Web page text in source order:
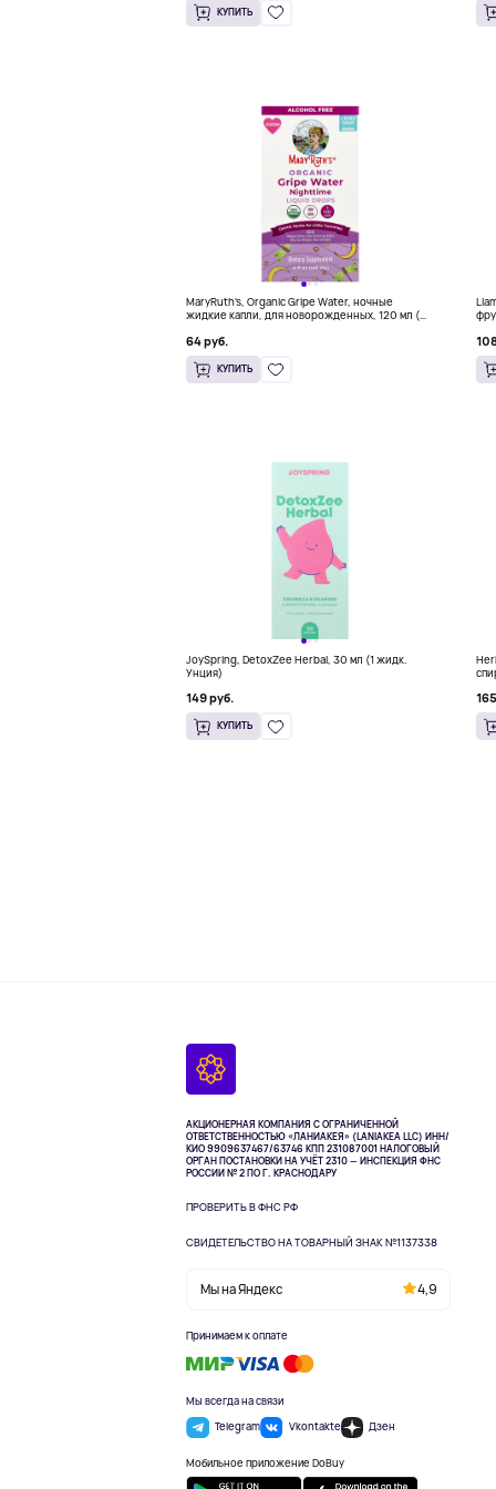
КУПИТЬ
MaryRuth's, Organic Gripe Water, ночные
жидкие капли, для новорожденных, 120 мл (4
64 руб.
КУПИТЬ
JoySpring, DetoxZee Herbal, 30 мл (1 жидк.
Унция)
149 руб.
КУПИТЬ
АКЦИОНЕРНАЯ КОМПАНИЯ С ОГРАНИЧЕННОЙ
ОТВЕТСТВЕННОСТЬЮ «ЛАНИАКЕЯ» (LANIAKEA LLC) ИНН/
КИО 9909637467/63746 КПП 231087001НАЛОГОВЫЙ
ОРГАН ПОСТАНОВКИ НА УЧЁТ 2310 — ИНСПЕКЦИЯ ФНС
РОССИИ № 2 ПО Г. КРАСНОДАРУ
ПРОВЕРИТЬ В ФНС РФ
СВИДЕТЕЛЬСТВО НА ТОВАРНЫЙ ЗНАК №1137338
Мы на Яндекс 4,9
Принимаем к оплате
Мы всегда на связи
Telegram
Vkontakte Дзен
Мобильное приложение DoBuy